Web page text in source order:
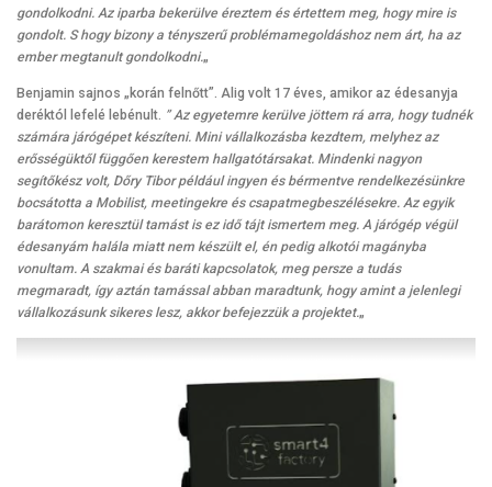
gondolkodni. Az iparba bekerülve éreztem és értettem meg, hogy mire is
gondolt. S hogy bizony a tényszerű problémamegoldáshoz nem árt, ha az
ember megtanult gondolkodni.„
Benjamin sajnos „korán felnőtt”. Alig volt 17 éves, amikor az édesanyja
deréktól lefelé lebénult. ” Az egyetemre kerülve jöttem rá arra, hogy tudnék
számára járógépet készíteni. Mini vállalkozásba kezdtem, melyhez az
erősségüktől függően kerestem hallgatótársakat. Mindenki nagyon
segítőkész volt, Dőry Tibor például ingyen és bérmentve rendelkezésünkre
bocsátotta a Mobilist, meetingekre és csapatmegbeszélésekre. Az egyik
barátomon keresztül tamást is ez idő tájt ismertem meg. A járógép végül
édesanyám halála miatt nem készült el, én pedig alkotói magányba
vonultam. A szakmai és baráti kapcsolatok, meg persze a tudás
megmaradt, így aztán tamással abban maradtunk, hogy amint a jelenlegi
vállalkozásunk sikeres lesz, akkor befejezzük a projektet.„